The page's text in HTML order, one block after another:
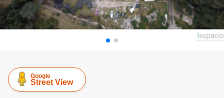
Google
Street View